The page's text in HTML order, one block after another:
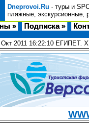
Dneprovoi.Ru - туры и
пляжные,
» Подписка »
2011 16:22:10 ЕГИПЕТ.